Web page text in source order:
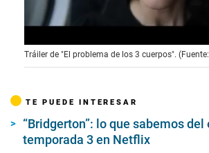
0
s
e
n
s
o
Tráiler de "El problema de los 3 cuerpos".
TE PUEDE INTERESAR
“Bridgerton”: lo que sabemos del
temporada 3 en Netflix